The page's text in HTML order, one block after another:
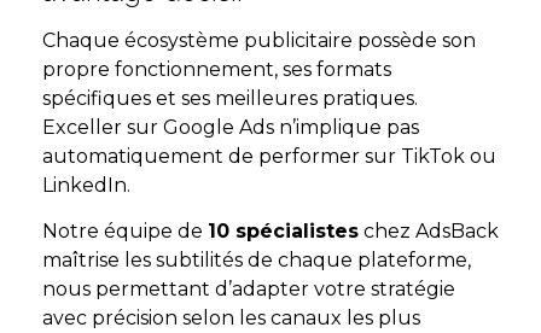
Chaque écosystème publicitaire possède son
propre fonctionnement, ses formats
spécifiques et ses meilleures pratiques.
Exceller sur Google Ads n’implique pas
automatiquement de performer sur TikTok ou
LinkedIn.
Notre équipe de 10 spécialistes chez AdsBack
maîtrise les subtilités de chaque plateforme,
nous permettant d’adapter votre stratégie
avec précision selon les canaux les plus